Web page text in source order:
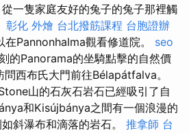
從一隻家庭友好的兔子的兔子那裡觸
彰化 外燴 台北撥筋課程 台胞證辦
在Pannonhalma觀看修道院。 seo
的Panorama的坐騎點擊的自然價
問西布氏大門前往Bélapátfalva。
山的石灰石岩石已經吸引了自
和Kisújbánya之間有一個浪漫的
斜瀑布和滴落的岩石。 推拿師 台